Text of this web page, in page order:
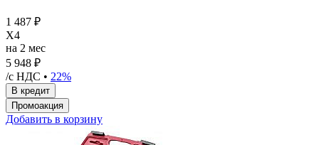
1 487 ₽
X4
на 2 мес
5 948 ₽
/с НДС • 22%
Добавить в корзину